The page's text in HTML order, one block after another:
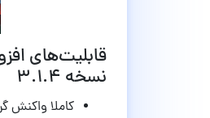
نسخه 3.1.4
کاملا واکنش